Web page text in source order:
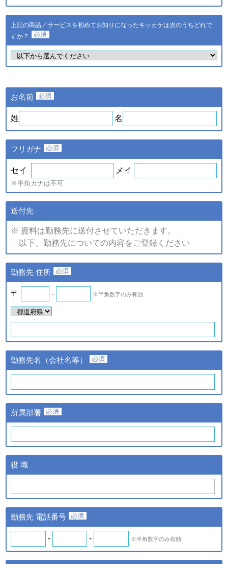
ｄ．全国スキル調査へのご
協力に伴い取得した個人情
報
断結果は、統計的に処理した
適時スキル診断システムに反
映されます
ｅ．セミナー・展示会等に
よびご連絡のため
品・サービスの提供・改良
や、新たなサービスを開発す
るため
注)上記の内、統計的に処理した情報については、個人の特定が
できない情報です。
（2）個人情報の提供
個人情報の種類
ａ．会員のお申し込みに伴
い取得した個人情報
ｂ．資料請求・問合せに伴
い取得した個人情報
て取得した個人情報
①提供する個人情報の項目
ご登録・お問い合わせをいた
だいた商品・サービス名、氏
名、氏名カナ、郵便番号、住
号、メールアドレス、勤務先
名、所属部署名、アンケート
紙またはデータファイルによ
③当該情報の提供先
株式会社日経BPマーケティ
ト
ｃ．スキル診断システムの
ご利用に伴い取得した個人
情報
ｄ．全国スキル調査へのご
協力に伴い取得した個人情
報
氏名、氏名カナ、メールアド
レス、勤務先名、所属部署
②提供の手段又は方法
る提供。
よびｂの場合はスキル診断シ
◆ 登録情報の開示・訂正について
できるだけ正確かつ最新の内容で管理します。皆さまからお申
し出があったときは、登録情報の開示を行います。また、内容
が正確でないなどのお申し出があったときは、その内容を確認
し必要に応じて登録情報の追加・変更・訂正または削除等を行
上記の商品／サービスを初めてお知りになったキッカケは次のうちどれで
すか？
お名前
姓 名
フリガナ
セイ メイ
※半角カナは不可
送付先
※ 資料は勤務先に送付させていただきます。
以下、勤務先についての内容をご登録ください
勤務先 住所
〒 - ※半角数字のみ有効
勤務先名（会社名等）
所属部署
役 職
勤務先 電話番号
- - ※半角数字のみ有効